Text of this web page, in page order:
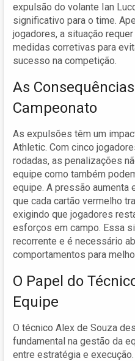
expulsão do volante Ian
significativo para o time.
jogadores, a situação
medidas corretivas para
sucesso na competição.
As
Campeonato
As expulsões têm um
Athletic. Com cinco
rodadas, as penalizações
equipe como também
equipe. A pressão aumenta
que cada cartão vermelho
exigindo que jogadores
esforços em campo. Essa
recorrente e é necessário
comportamentos para
O Papel do
Equipe
O técnico Alex de Souza
fundamental na gestão da
entre estratégia e